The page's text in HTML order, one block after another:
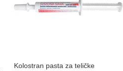
Kolostran pasta za teličke